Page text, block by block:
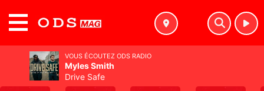
VOUS ÉCOUTEZ ODS RADIO
Myles Smith
Drive Safe